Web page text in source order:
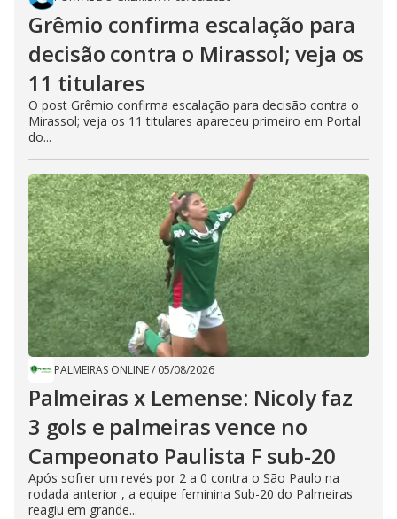
Grêmio confirma escalação para
decisão contra o Mirassol; veja os
11 titulares
O post Grêmio confirma escalação para decisão contra o
Mirassol; veja os 11 titulares apareceu primeiro em Portal
do...
PALMEIRAS ONLINE/ 05/08/2026
Palmeiras x Lemense: Nicoly faz
3 gols e palmeiras vence no
Campeonato Paulista F sub-20
Após sofrer um revés por 2 a 0 contra o São Paulo na
rodada anterior , a equipe feminina Sub-20 do Palmeiras
reagiu em grande...